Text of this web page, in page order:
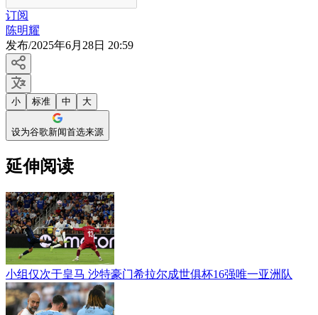
订阅
陈明耀
发布/2025年6月28日 20:59
小 标准 中 大
设为谷歌新闻首选来源
延伸阅读
小组仅次于皇马 沙特豪门希拉尔成世俱杯16强唯一亚洲队